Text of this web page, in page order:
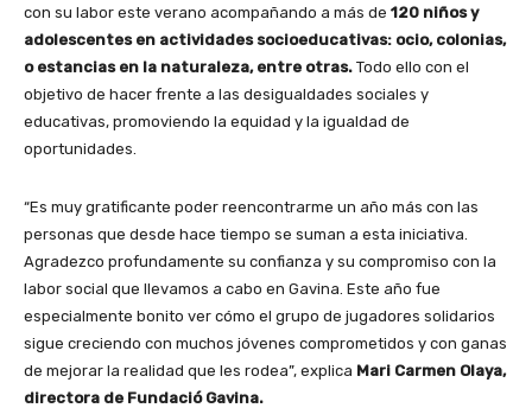
con su labor este verano acompañando a más de 120 niños y
adolescentes en actividades socioeducativas: ocio, colonias,
o estancias en la naturaleza, entre otras. Todo ello con el
objetivo de hacer frente a las desigualdades sociales y
educativas, promoviendo la equidad y la igualdad de
oportunidades.
“Es muy gratificante poder reencontrarme un año más con las
personas que desde hace tiempo se suman a esta iniciativa.
Agradezco profundamente su confianza y su compromiso con la
labor social que llevamos a cabo en Gavina. Este año fue
especialmente bonito ver cómo el grupo de jugadores solidarios
sigue creciendo con muchos jóvenes comprometidos y con ganas
de mejorar la realidad que les rodea”, explica Mari Carmen Olaya,
directora de Fundació Gavina.